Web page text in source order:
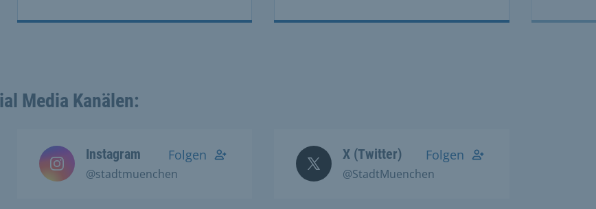
Media Kanälen:
Instagram
@stadtmuenchen
Folgen X (Twitter)
@StadtMuenchen
Folgen